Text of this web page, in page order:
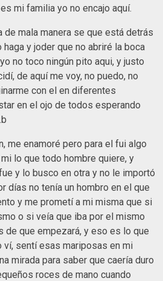
mi familia yo no encajo aquí.
de mala manera se que está detrás
y joder que no abriré la boca
no toco ningún pito aqui, y justo
de aquí me voy, no puedo, no
con el en diferentes
en el ojo de todos esperando
me enamoré pero para el fui algo
lo que todo hombre quiere, y
y lo busco en otra y no le importó
días no tenía un hombro en el que
y me prometí a mi misma que si
o si veía que iba por el mismo
de que empezará, y eso es lo que
ví, sentí esas mariposas en mi
mirada para saber que caería duro
roces de mano cuando